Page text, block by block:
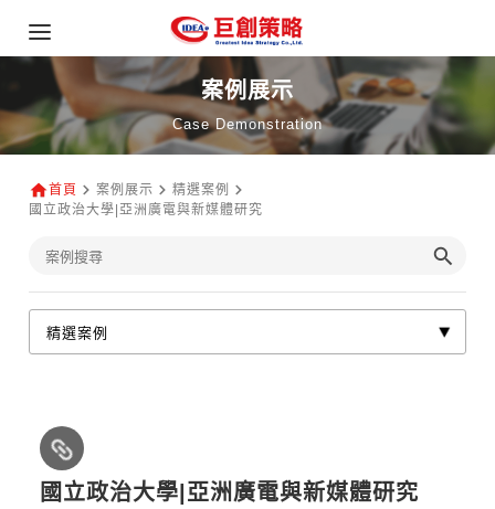
案例展示
Case Demonstration
首頁 案例展示
精選案例
國立政治大學|亞洲廣電與新媒體研究
國立政治大學|亞洲廣電與新媒體研究